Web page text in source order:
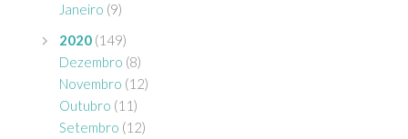
Janeiro (9)
2020 (149)
Dezembro (8)
Novembro (12)
Outubro (11)
Setembro (12)